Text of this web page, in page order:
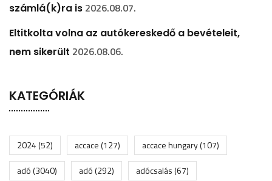
számlá(k)ra is 2026.08.07.
Eltitkolta volna az autókereskedő a bevételeit,
nem sikerült 2026.08.06.
KATEGÓRIÁK
2024(52) accace(127) accace hungary(107)
adó(3040) adó(292) adócsalás(67)